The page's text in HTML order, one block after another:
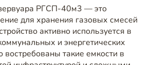
РГСП-40м3 — это
для хранения газовых смесей
активно используется в
и энергетических
такие емкости в